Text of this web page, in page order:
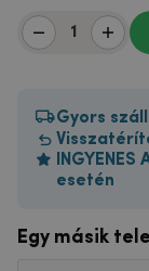
Gyors
esetén
Egy másik